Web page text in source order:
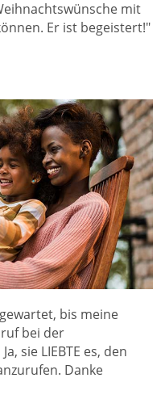
mit
Er ist begeistert!"
bis meine
bei der
sie LIEBTE es, den
Danke